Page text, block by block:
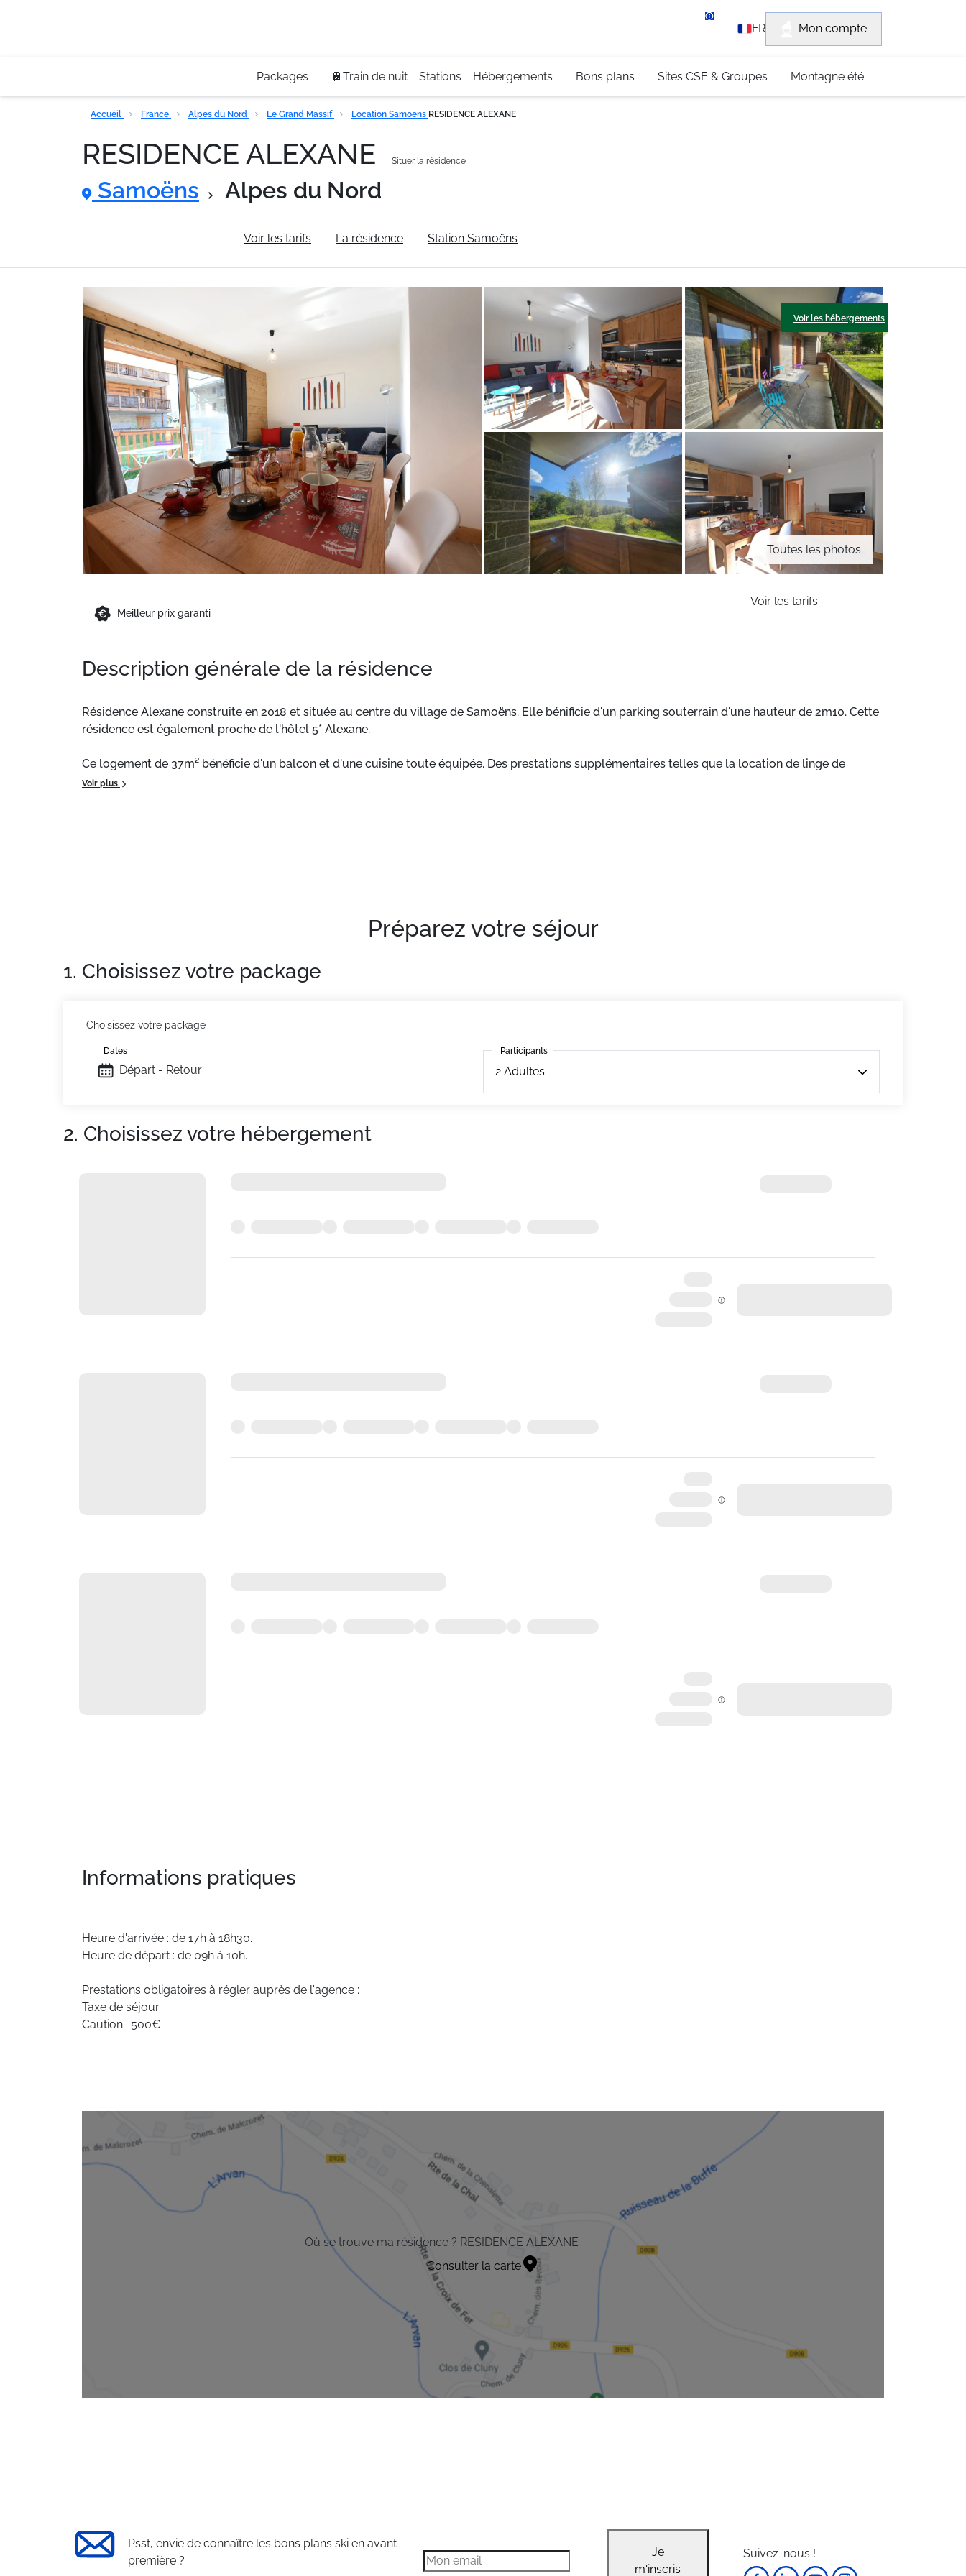
+33 (0)4 79 96 30 69
FR Mon compte
Packages 🚆Train de nuit Stations Hébergements Bons plans Sites CSE & Groupes Montagne été
Accueil France Alpes du Nord Le Grand Massif Location Samoëns RESIDENCE ALEXANE
RESIDENCE ALEXANE Situer la résidence
Samoëns Alpes du Nord
Voir les tarifs La résidence Station Samoëns
Toutes les photos
Voir les hébergements
Meilleur prix garanti
Voir les tarifs
Description générale de la résidence
Résidence Alexane construite en 2018 et située au centre du village de Samoëns. Elle bénificie d'un parking souterrain d'une hauteur de 2m10. Cette
résidence est également proche de l'hôtel 5* Alexane.
Ce logement de 37m² bénéficie d'un balcon et d'une cuisine toute équipée. Des prestations supplémentaires telles que la location de linge de
toilette sont disponibles moyennant un supplément.
Voir plus
Préparez votre séjour
1. Choisissez votre package
Choisissez votre package
Départ - Retour
Dates Participants
2 Adultes
Participants
2. Choisissez votre hébergement
Informations pratiques
Heure d'arrivée : de 17h à 18h30.
Heure de départ : de 09h à 10h.
Prestations obligatoires à régler auprès de l'agence :
Taxe de séjour
Caution : 500€
Où se trouve ma résidence ? RESIDENCE ALEXANE
Consulter la carte
Psst, envie de connaître les bons plans ski en avant-
première ?
Je
m'inscris
Suivez-nous !